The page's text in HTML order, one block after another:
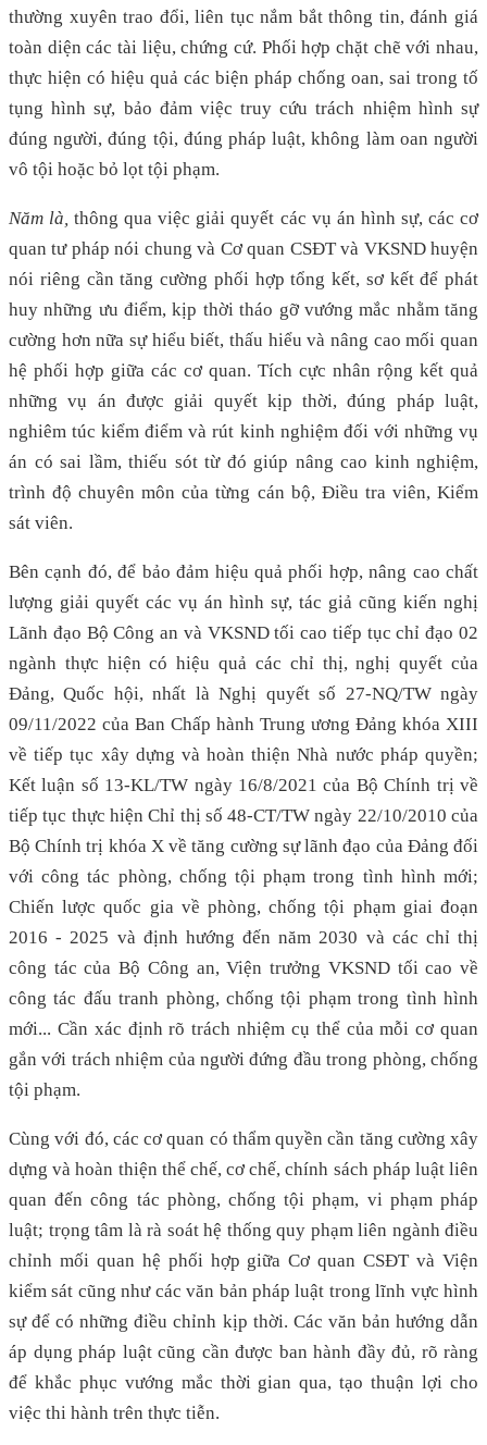
thường xuyên trao đổi, liên tục nắm bắt thông tin, đánh giá
toàn diện các tài liệu, chứng cứ. Phối hợp chặt chẽ với nhau,
thực hiện có hiệu quả các biện pháp chống oan, sai trong tố
tụng hình sự, bảo đảm việc truy cứu trách nhiệm hình sự
đúng người, đúng tội, đúng pháp luật, không làm oan người
vô tội hoặc bỏ lọt tội phạm.
Năm là, thông qua việc giải quyết các vụ án hình sự, các cơ
quan tư pháp nói chung và Cơ quan CSĐT và VKSND huyện
nói riêng cần tăng cường phối hợp tổng kết, sơ kết để phát
huy những ưu điểm, kịp thời tháo gỡ vướng mắc nhằm tăng
cường hơn nữa sự hiểu biết, thấu hiểu và nâng cao mối quan
hệ phối hợp giữa các cơ quan. Tích cực nhân rộng kết quả
những vụ án được giải quyết kịp thời, đúng pháp luật,
nghiêm túc kiểm điểm và rút kinh nghiệm đối với những vụ
án có sai lầm, thiếu sót từ đó giúp nâng cao kinh nghiệm,
trình độ chuyên môn của từng cán bộ, Điều tra viên, Kiểm
sát viên.
Bên cạnh đó, để bảo đảm hiệu quả phối hợp, nâng cao chất
lượng giải quyết các vụ án hình sự, tác giả cũng kiến nghị
Lãnh đạo Bộ Công an và VKSND tối cao tiếp tục chỉ đạo 02
ngành thực hiện có hiệu quả các chỉ thị, nghị quyết của
Đảng, Quốc hội, nhất là Nghị quyết số 27-NQ/TW ngày
09/11/2022 của Ban Chấp hành Trung ương Đảng khóa XIII
về tiếp tục xây dựng và hoàn thiện Nhà nước pháp quyền;
Kết luận số 13-KL/TW ngày 16/8/2021 của Bộ Chính trị về
tiếp tục thực hiện Chỉ thị số 48-CT/TW ngày 22/10/2010 của
Bộ Chính trị khóa X về tăng cường sự lãnh đạo của Đảng đối
với công tác phòng, chống tội phạm trong tình hình mới;
Chiến lược quốc gia về phòng, chống tội phạm giai đoạn
2016 - 2025 và định hướng đến năm 2030 và các chỉ thị
công tác của Bộ Công an, Viện trưởng VKSND tối cao về
công tác đấu tranh phòng, chống tội phạm trong tình hình
mới... Cần xác định rõ trách nhiệm cụ thể của mỗi cơ quan
gắn với trách nhiệm của người đứng đầu trong phòng, chống
tội phạm.
Cùng với đó, các cơ quan có thẩm quyền cần tăng cường xây
dựng và hoàn thiện thể chế, cơ chế, chính sách pháp luật liên
quan đến công tác phòng, chống tội phạm, vi phạm pháp
luật; trọng tâm là rà soát hệ thống quy phạm liên ngành điều
chỉnh mối quan hệ phối hợp giữa Cơ quan CSĐT và Viện
kiểm sát cũng như các văn bản pháp luật trong lĩnh vực hình
sự để có những điều chỉnh kịp thời. Các văn bản hướng dẫn
áp dụng pháp luật cũng cần được ban hành đầy đủ, rõ ràng
để khắc phục vướng mắc thời gian qua, tạo thuận lợi cho
việc thi hành trên thực tiễn.